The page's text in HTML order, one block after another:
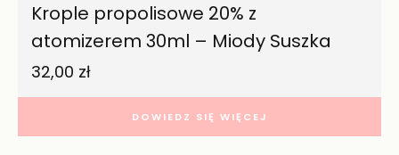
Krople propolisowe 20% z
atomizerem 30ml – Miody Suszka
32,00 zł
DOWIEDZ SIĘ WIĘCEJ